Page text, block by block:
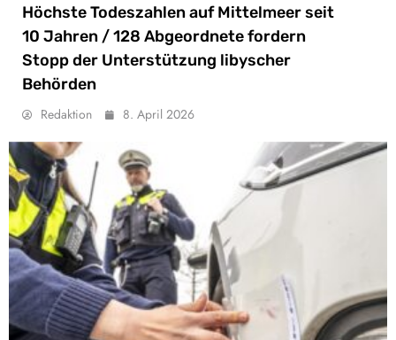
Höchste Todeszahlen auf Mittelmeer seit
10 Jahren / 128 Abgeordnete fordern
Stopp der Unterstützung libyscher
Behörden
Redaktion 8. April 2026